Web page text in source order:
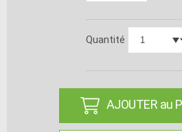
Quantité
AJOUTER au